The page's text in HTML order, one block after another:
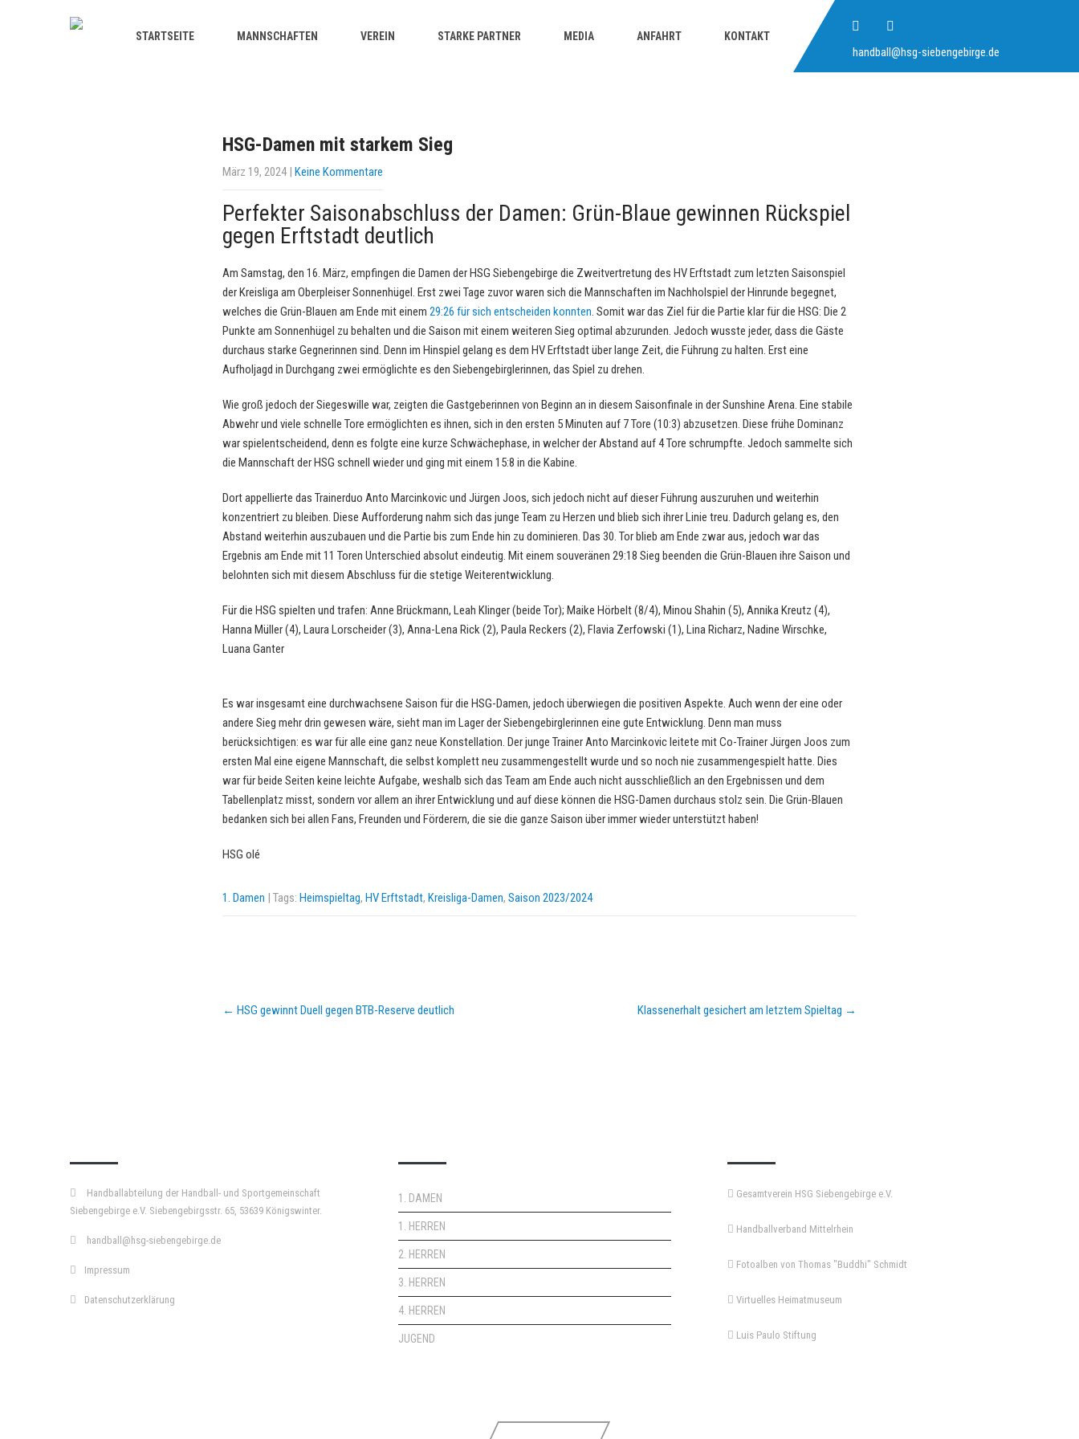
handball@hsg-siebengebirge.de
STARTSEITE MANNSCHAFTEN VEREIN STARKE PARTNER MEDIA ANFAHRT KONTAKT
HSG-Damen mit starkem Sieg
März 19, 2024| Keine Kommentare
Perfekter Saisonabschluss der Damen: Grün-Blaue gewinnen Rückspiel
gegen Erftstadt deutlich
Am Samstag, den 16. März, empfingen die Damen der HSG Siebengebirge die Zweitvertretung des HV Erftstadt zum letzten Saisonspiel
der Kreisliga am Oberpleiser Sonnenhügel. Erst zwei Tage zuvor waren sich die Mannschaften im Nachholspiel der Hinrunde begegnet,
welches die Grün-Blauen am Ende mit einem 29:26 für sich entscheiden konnten. Somit war das Ziel für die Partie klar für die HSG: Die 2
Punkte am Sonnenhügel zu behalten und die Saison mit einem weiteren Sieg optimal abzurunden. Jedoch wusste jeder, dass die Gäste
durchaus starke Gegnerinnen sind. Denn im Hinspiel gelang es dem HV Erftstadt über lange Zeit, die Führung zu halten. Erst eine
Aufholjagd in Durchgang zwei ermöglichte es den Siebengebirglerinnen, das Spiel zu drehen.
Wie groß jedoch der Siegeswille war, zeigten die Gastgeberinnen von Beginn an in diesem Saisonfinale in der Sunshine Arena. Eine stabile
Abwehr und viele schnelle Tore ermöglichten es ihnen, sich in den ersten 5 Minuten auf 7 Tore (10:3) abzusetzen. Diese frühe Dominanz
war spielentscheidend, denn es folgte eine kurze Schwächephase, in welcher der Abstand auf 4 Tore schrumpfte. Jedoch sammelte sich
die Mannschaft der HSG schnell wieder und ging mit einem 15:8 in die Kabine.
Dort appellierte das Trainerduo Anto Marcinkovic und Jürgen Joos, sich jedoch nicht auf dieser Führung auszuruhen und weiterhin
konzentriert zu bleiben. Diese Aufforderung nahm sich das junge Team zu Herzen und blieb sich ihrer Linie treu. Dadurch gelang es, den
Abstand weiterhin auszubauen und die Partie bis zum Ende hin zu dominieren. Das 30. Tor blieb am Ende zwar aus, jedoch war das
Ergebnis am Ende mit 11 Toren Unterschied absolut eindeutig. Mit einem souveränen 29:18 Sieg beenden die Grün-Blauen ihre Saison und
belohnten sich mit diesem Abschluss für die stetige Weiterentwicklung.
Für die HSG spielten und trafen: Anne Brückmann, Leah Klinger (beide Tor); Maike Hörbelt (8/4), Minou Shahin (5), Annika Kreutz (4),
Hanna Müller (4), Laura Lorscheider (3), Anna-Lena Rick (2), Paula Reckers (2), Flavia Zerfowski (1), Lina Richarz, Nadine Wirschke,
Luana Ganter
Es war insgesamt eine durchwachsene Saison für die HSG-Damen, jedoch überwiegen die positiven Aspekte. Auch wenn der eine oder
andere Sieg mehr drin gewesen wäre, sieht man im Lager der Siebengebirglerinnen eine gute Entwicklung. Denn man muss
berücksichtigen: es war für alle eine ganz neue Konstellation. Der junge Trainer Anto Marcinkovic leitete mit Co-Trainer Jürgen Joos zum
ersten Mal eine eigene Mannschaft, die selbst komplett neu zusammengestellt wurde und so noch nie zusammengespielt hatte. Dies
war für beide Seiten keine leichte Aufgabe, weshalb sich das Team am Ende auch nicht ausschließlich an den Ergebnissen und dem
Tabellenplatz misst, sondern vor allem an ihrer Entwicklung und auf diese können die HSG-Damen durchaus stolz sein.​ Die Grün-Blauen
bedanken sich bei allen Fans, Freunden und Förderern, die sie die ganze Saison über immer wieder unterstützt haben!
HSG olé
1. Damen | Tags: Heimspieltag, HV Erftstadt, Kreisliga-Damen, Saison 2023/2024
Post
navigation
← HSG gewinnt Duell gegen BTB-Reserve deutlich Klassenerhalt gesichert am letztem Spieltag →
Handballabteilung der Handball- und Sportgemeinschaft
Siebengebirge e.V. Siebengebirgsstr. 65, 53639 Königswinter.
handball@hsg-siebengebirge.de
Impressum
Datenschutzerklärung
1. DAMEN
1. HERREN
2. HERREN
3. HERREN
4. HERREN
JUGEND
Gesamtverein HSG Siebengebirge e.V.
Handballverband Mittelrhein
Fotoalben von Thomas "Buddhi" Schmidt
Virtuelles Heimatmuseum
Luis Paulo Stiftung